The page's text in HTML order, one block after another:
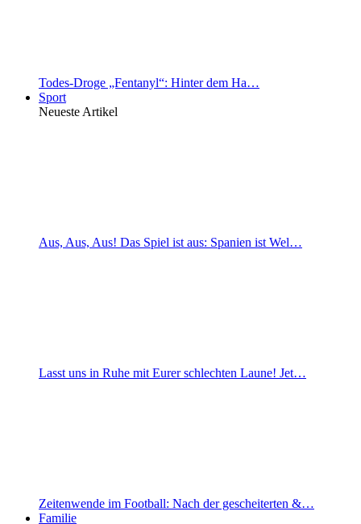
Todes-Droge „Fentanyl“: Hinter dem Ha…
Sport
Neueste Artikel
Aus, Aus, Aus! Das Spiel ist aus: Spanien ist Wel…
Lasst uns in Ruhe mit Eurer schlechten Laune! Jet…
Zeitenwende im Football: Nach der gescheiterten &…
Familie